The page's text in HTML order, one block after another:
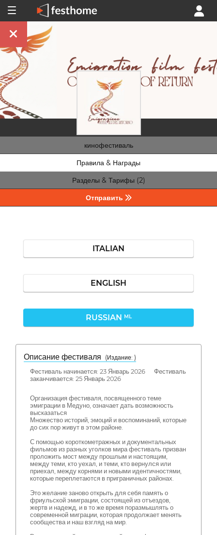
кинофестиваль
Правила & Награды
Разделы & Тарифы (2)
Отправить
ITALIAN
ENGLISH
RUSSIAN ML
Описание фестиваля
( Издание: )
Фестиваль начинается: 23 Январь 2026 Фестиваль
заканчивается: 25 Январь 2026
Организация фестиваля, посвященного теме
эмиграции в Медуно, означает дать возможность
высказаться
Множество историй, эмоций и воспоминаний, которые
до сих пор живут в этом районе.
С помощью короткометражных и документальных
фильмов из разных уголков мира фестиваль призван
проложить мост между прошлым и настоящим,
между теми, кто уехал, и теми, кто вернулся или
приехал, между корнями и новыми идентичностями,
которые переплетаются в приграничных районах.
Это желание заново открыть для себя память о
фриульской эмиграции, состоящей из отъездов,
жертв и надежд, и в то же время поразмышлять о
современной миграции, которая продолжает менять
сообщества и наш взгляд на мир.